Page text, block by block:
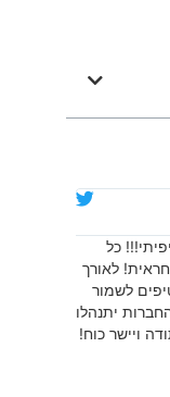
כל
לאורך
לשמור
יתנהלו
ויישר כוח!